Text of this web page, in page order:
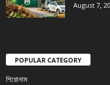
August 7,
POPULAR CATEGORY
শিরোনাম